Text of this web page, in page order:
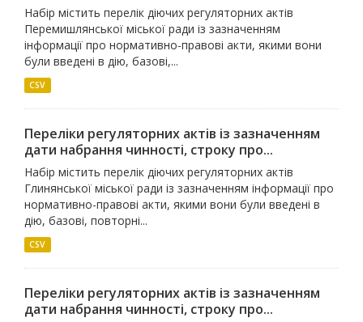
Набір містить перелік діючих регуляторних актів
Перемишлянської міської ради із зазначенням
інформації про нормативно-правові акти, якими вони
були введені в дію, базові,...
CSV
Переліки регуляторних актів із зазначенням
дати набрання чинності, строку про...
Набір містить перелік діючих регуляторних актів
Глинянської міської ради із зазначенням інформації про
нормативно-правові акти, якими вони були введені в
дію, базові, повторні...
CSV
Переліки регуляторних актів із зазначенням
дати набрання чинності, строку про...